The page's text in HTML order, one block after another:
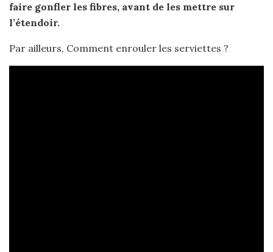
faire gonfler les fibres, avant de les mettre sur
l’étendoir.
Par ailleurs, Comment enrouler les serviettes ?